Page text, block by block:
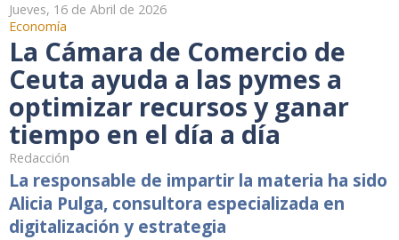
Jueves, 16 de Abril de 2026
Economía
La Cámara de Comercio de
Ceuta ayuda a las pymes a
optimizar recursos y ganar
tiempo en el día a día
Redacción
La responsable de impartir la materia ha sido
Alicia Pulga, consultora especializada en
digitalización y estrategia